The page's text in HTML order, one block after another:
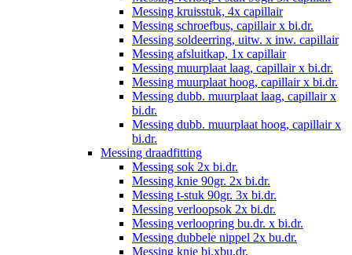
Messing kruisstuk, 4x capillair
Messing schroefbus, capillair x bi.dr.
Messing soldeerring, uitw. x inw. capillair
Messing afsluitkap, 1x capillair
Messing muurplaat laag, capillair x bi.dr.
Messing muurplaat hoog, capillair x bi.dr.
Messing dubb. muurplaat laag, capillair x
bi.dr.
Messing dubb. muurplaat hoog, capillair x
bi.dr.
Messing draadfitting
Messing sok 2x bi.dr.
Messing knie 90gr. 2x bi.dr.
Messing t-stuk 90gr. 3x bi.dr.
Messing verloopsok 2x bi.dr.
Messing verloopring bu.dr. x bi.dr.
Messing dubbele nippel 2x bu.dr.
Messing knie bi.xbu.dr.